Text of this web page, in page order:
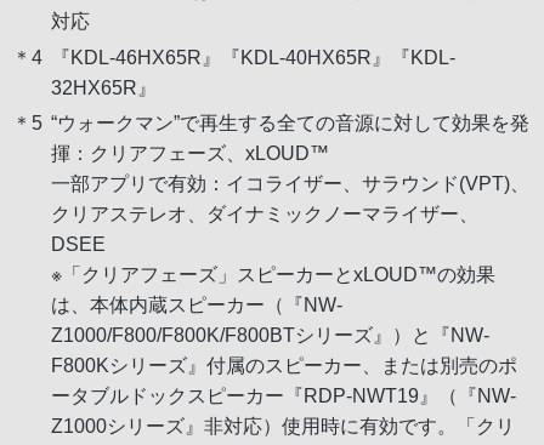
対応
＊4
『KDL-46HX65R』『KDL-40HX65R』『KDL-
32HX65R』
＊5 “ウォークマン”で再生する全ての音源に対して効果を発
揮：クリアフェーズ、xLOUD™
一部アプリで有効：イコライザー、サラウンド(VPT)、
クリアステレオ、ダイナミックノーマライザー、
DSEE
※「クリアフェーズ」スピーカーとxLOUD™の効果
は、本体内蔵スピーカー（『NW-
Z1000/F800/F800K/F800BTシリーズ』）と『NW-
F800Kシリーズ』付属のスピーカー、または別売のポ
ータブルドックスピーカー『RDP-NWT19』（『NW-
Z1000シリーズ』非対応）使用時に有効です。「クリ